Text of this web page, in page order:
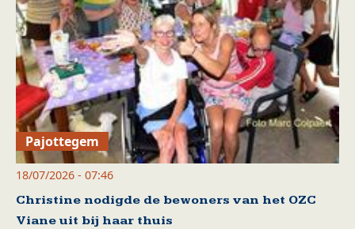
Pajottegem
18/07/2026 - 07:46
Christine nodigde de bewoners van het OZC
Viane uit bij haar thuis